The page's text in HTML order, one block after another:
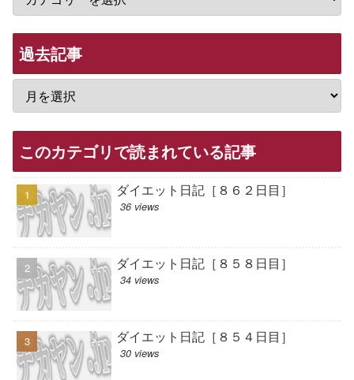
過去記事
このカテゴリで読まれている記事
ダイエット日記［８６２日目］
36 views
ダイエット日記［８５８日目］
34 views
ダイエット日記［８５４日目］
30 views